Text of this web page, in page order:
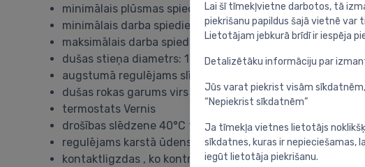
minimālais plūsmas spiediens: 1 bar
minimālais darba spiediens: 1 bar
maksimālais darba spiediens: 10 bar
dušas stieņa diametrs: 19 mm
augstumā regulējams slīdnis ar bloķējošu spiedpogas slīdni
dušas rokas garums virs galvas duša: 426 mm
termostats Vernis
drošības slēdzene 40°C temperatūrā
regulējams karstā ūdens ierobežojums
kontaktligzdas , ko kontrolē ar pagrieziena rokturi
Lai šī tīmekļvietne darbotos, tā
piekrišanu papildus šajā vietnē
Lietotājam jebkurā brīdī ir iespēja
Detalizētāku informāciju par
Jūs varat piekrist visām
“Nepiekrist sīkdatnēm”
Ja tīmekļa vietnes lietotājs
sīkdatnes, kuras ir nepieciešamas,
iegūt lietotāja piekrišanu.